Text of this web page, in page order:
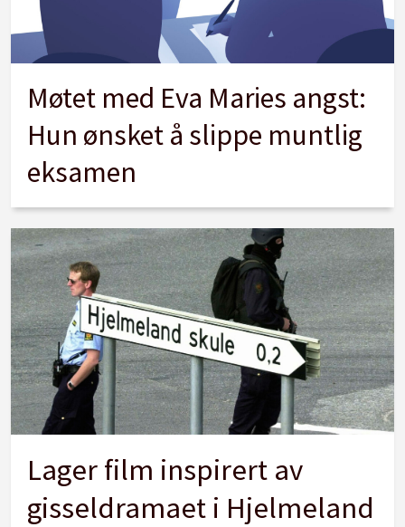
Møtet med Eva Maries angst:
Hun ønsket å slippe muntlig
eksamen
Lager film inspirert av
gisseldramaet i Hjelmeland